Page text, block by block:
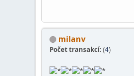
milanv
Počet transakcí: (4)